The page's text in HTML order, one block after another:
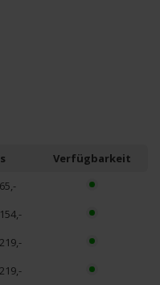
Verfügbarkeit